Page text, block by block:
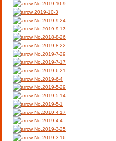
No.2019-10-9
2019-10-3
No.2019-9-24
No.2019-9-13
No.2018-8-26
No.2019-8-22
No.2019-7-29
No.2019-7-17
No.2019-6-21
No.2019-6-4
No.2019-5-29
No.2019-5-14
No.2019-5-1
No.2019-4-17
No.2019-4-4
No.2019-3-25
No.2019-3-16